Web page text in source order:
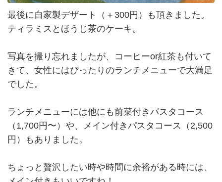
最後に自家製デザート（＋300円）も頂きました。
ティラミスとほうじ茶のケーキ。
写真を撮り忘れましたが、コーヒーor紅茶も付いて
きて、女性にはぴったりのランチメニューで大満足
でした。
ランチメニューには他にも前菜付きパスタコース
（1,700円〜）や、メイン付きパスタコース（2,500
円）もありました。
ちょっと贅沢したい時や時間に余裕がある時には、